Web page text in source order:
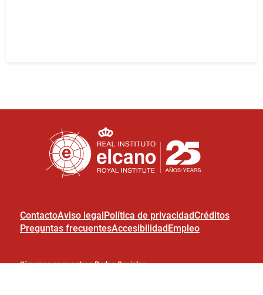
ContactoAviso legalPolítica de privacidadCréditos
Preguntas frecuentesAccesibilidadEmpleo
Síguenos en nuestras Redes Sociales: